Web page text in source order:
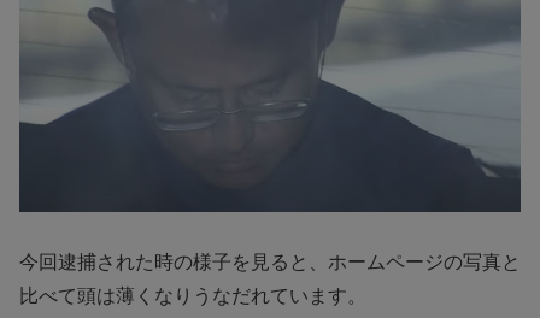
今回逮捕された時の様子を見ると、ホームページの写真と
比べて頭は薄くなりうなだれています。